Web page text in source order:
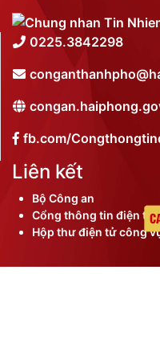
0225.3842298
fb.com/
Liên kết
Bộ Công an
Cổng thông tin điện tử
Hộp thư điện tử công